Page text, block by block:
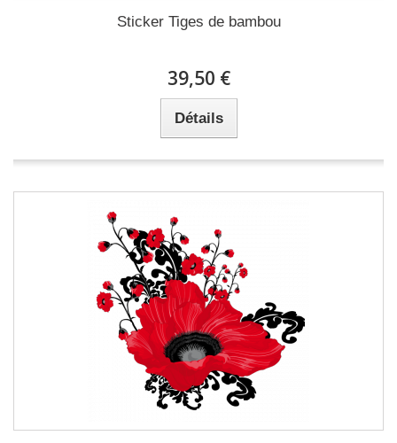
Sticker Tiges de bambou
39,50 €
Détails